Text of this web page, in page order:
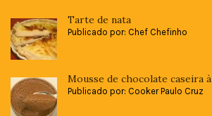
Tarte de nata
Publicado por: Chef Chefinho
Mousse de chocolate caseira
Publicado por: Cooker Paulo Cruz